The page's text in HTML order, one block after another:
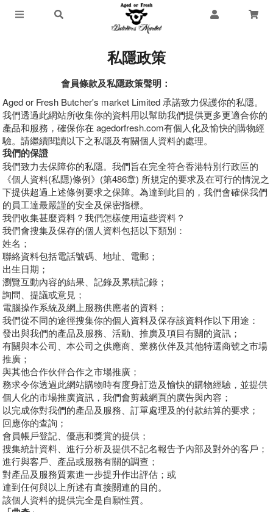
私隱政策
會員條款及私隱政策聲明：
Aged or Fresh Butcher's market Limited 承諾致力保護你的私隱。
我們透過此網站所收集你的資料用以幫助我們提供更多更適合你的
產品和服務，確保你在 agedorfresh.com有個人化及愉快的購物經
驗。請繼續閱讀以下之私隱及有關個人資料的處理。
我們的保證
我們致力去保障你的私隱。我們旨在完全符合香港特別行政區的
《個人資料(私隱)條例》(第486章) 所規定的要求及在可行的情況之
下提供超過上述條例要求之保障。為達到此目的，我們會確保我們
的員工達最嚴謹的安全及保密指標。
我們收集甚麼資料？我們怎樣使用這些資料？
我們會搜集及保存的個人資料包括以下類別：
姓名；
聯絡資料包括電話號碼、地址、電郵；
出生日期；
瀏覽互動內容的結果、記錄及累積記錄；
詢問、提議或意見；
電腦操作系統及網上服務供應者的資料；
我們從不同的途徑搜集你的個人資料及保存該資料作以下用途：
發出與我們的產品及服務、活動、推廣及項目有關的資訊；
有關與本公司、本公司之供應商、業務伙伴及其他特選商號之市場
推廣；
與其他合作伙伴合作之市場推廣；
務求令你透過此網站購物時有度身訂造及愉快的購物經驗，並提供
個人化的市場推廣資訊，我們會剪裁網頁的廣告與內容；
以完成你對我們的產品及服務、訂單處理及的付款結算的要求；
回應你的查詢；
會員帳戶登記、優惠和獎賞的提供；
搜集統計資料、進行分析及提供不記名報告予內部及對外的客戶；
進行與客戶、產品或服務有關的調查；
對產品及服務質素進一步提升作出評估；或
達到任何與以上所述有直接關連的目的。
該個人資料的提供完全是自願性質。